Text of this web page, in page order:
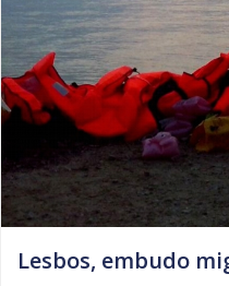
Lesbos, embudo